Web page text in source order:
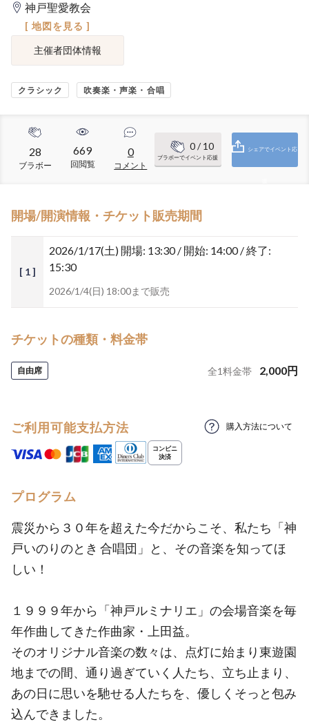
神戸聖愛教会
[ 地図を見る ]
主催者団体情報
クラシック 吹奏楽・声楽・合唱
28
ブラボー
669
回閲覧
0
コメント
0/ 10
ブラボーでイベント応援
シェアでイベント応
開場/開演情報・チケット販売期間
[ 1 ]
2026/1/17(土) 開場: 13:30 / 開始: 14:00 / 終了:
15:30
2026/1/4(日) 18:00まで販売
チケットの種類・料金帯
自由席 全1料金帯 2,000円
ご利用可能支払方法 購入方法について
プログラム
震災から３０年を超えた今だからこそ、私たち「神
戸いのりのとき 合唱団」と、その音楽を知ってほ
しい！
１９９９年から「神戸ルミナリエ」の会場音楽を毎
年作曲してきた作曲家・上田益。
そのオリジナル音楽の数々は、点灯に始まり東遊園
地までの間、通り過ぎていく人たち、立ち止まり、
あの日に思いを馳せる人たちを、優しくそっと包み
込んできました。